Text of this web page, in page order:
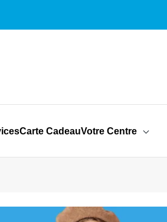
Carte CadeauVotre Centre